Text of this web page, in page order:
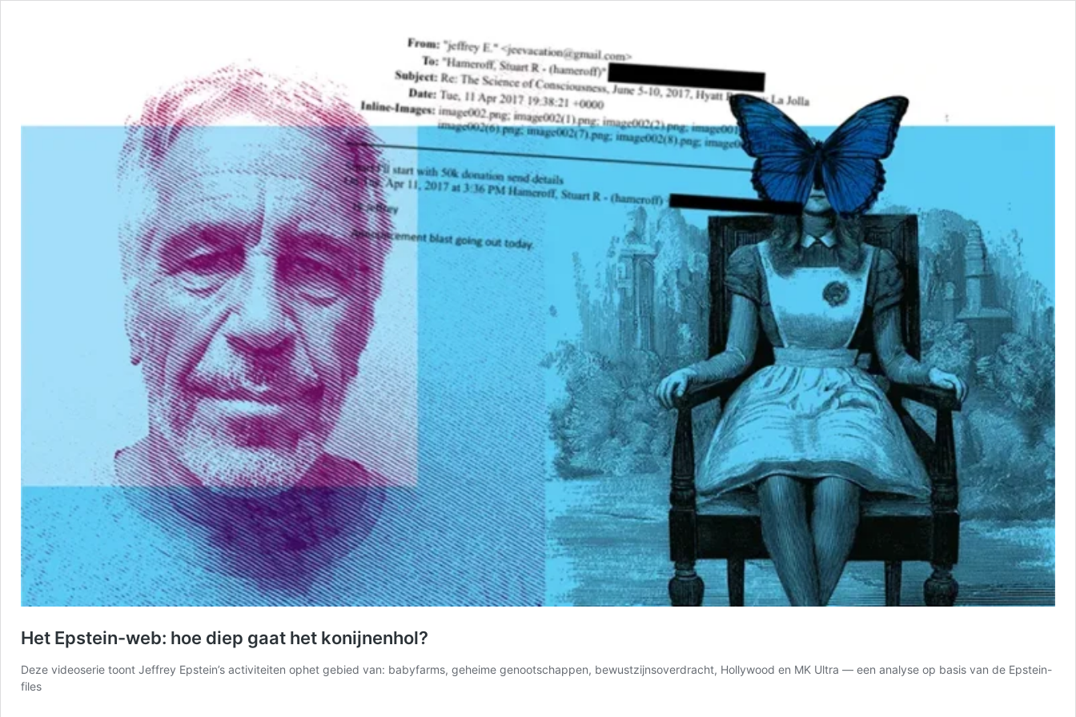
Het Epstein-web: hoe diep gaat het konijnenhol?
Deze videoserie toont Jeffrey Epstein’s activiteiten ophet gebied van: babyfarms, geheime genootschappen, bewustzijnsoverdracht, Hollywood en MK Ultra — een analyse op basis van de Epstein-
files